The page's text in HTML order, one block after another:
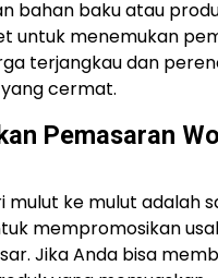
bahan baku atau
untuk menemukan
terjangkau dan
cermat.
Pemasaran
mulut ke mulut adalah
mempromosikan
Jika Anda bisa